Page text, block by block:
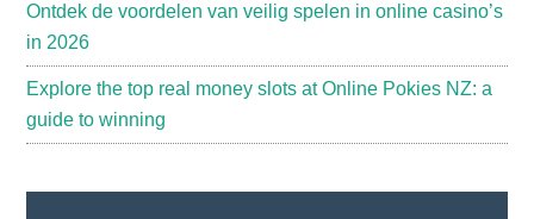
Ontdek de voordelen van veilig spelen in online casino’s
in 2026
Explore the top real money slots at Online Pokies NZ: a
guide to winning